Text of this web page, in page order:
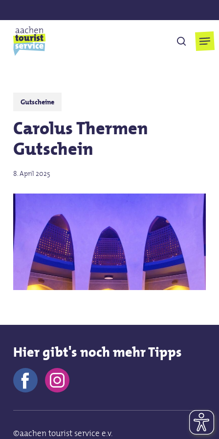
to
main
content
suchen
Gutscheine
Carolus Thermen
Gutschein
8. April 2025
Hier gibt's noch mehr Tipps
©aachen tourist service e.v.